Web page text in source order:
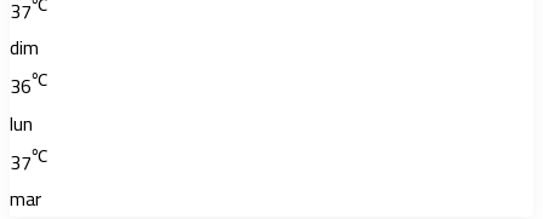
37
dim
36℃
lun
37℃
mar